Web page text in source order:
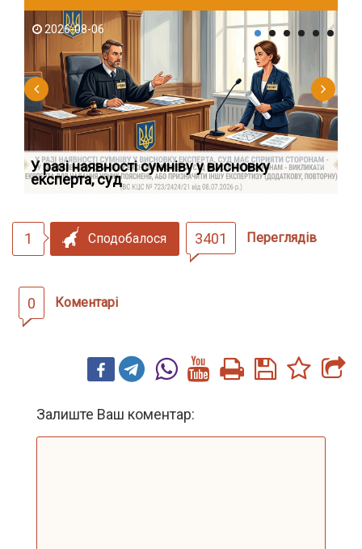
2026-08-06
У разі наявності сумніву у висновку
експерта, суд
1 Сподобалося 3401 Переглядів
0 Коментарі
Залиште Ваш коментар: